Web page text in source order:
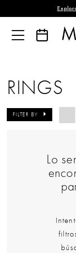
RINGS
FILTER BY
Lo